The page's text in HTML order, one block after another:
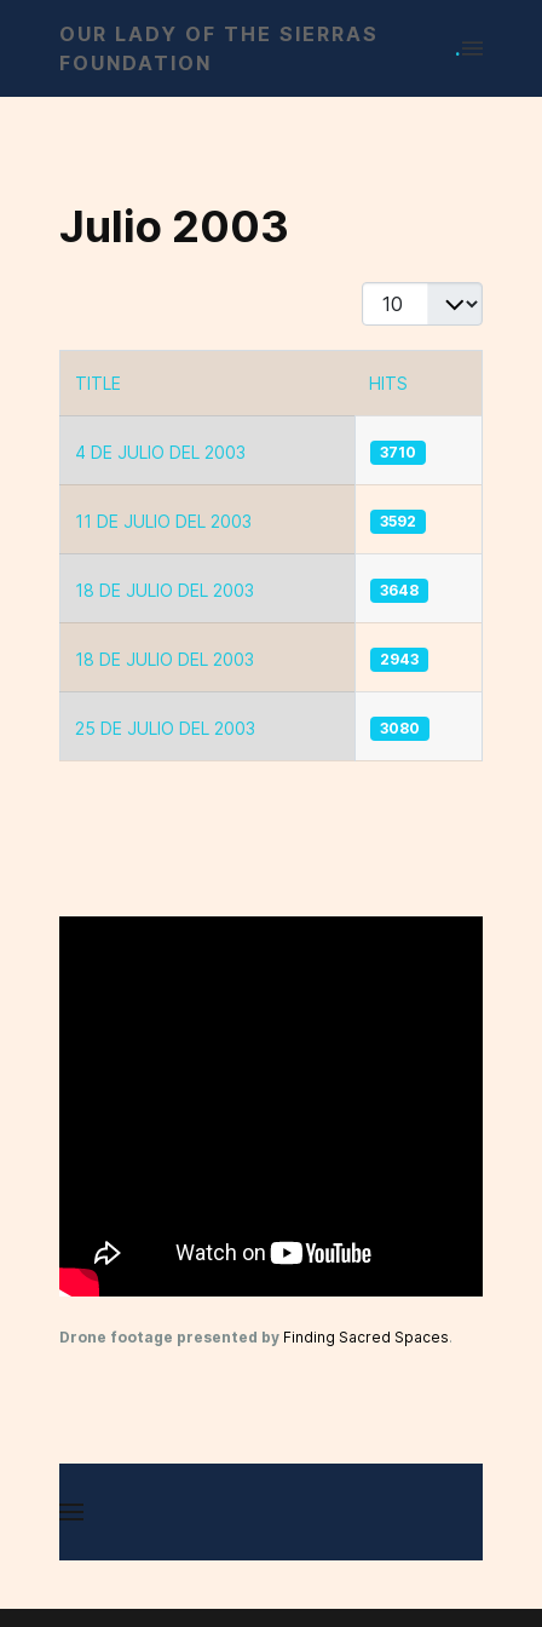
OUR LADY OF THE SIERRAS
FOUNDATION
.
Julio 2003
Display #
TITLE HITS
4 DE JULIO DEL 2003 3710
11 DE JULIO DEL 2003 3592
18 DE JULIO DEL 2003 3648
18 DE JULIO DEL 2003 2943
25 DE JULIO DEL 2003 3080
Drone footage presented by Finding Sacred Spaces.